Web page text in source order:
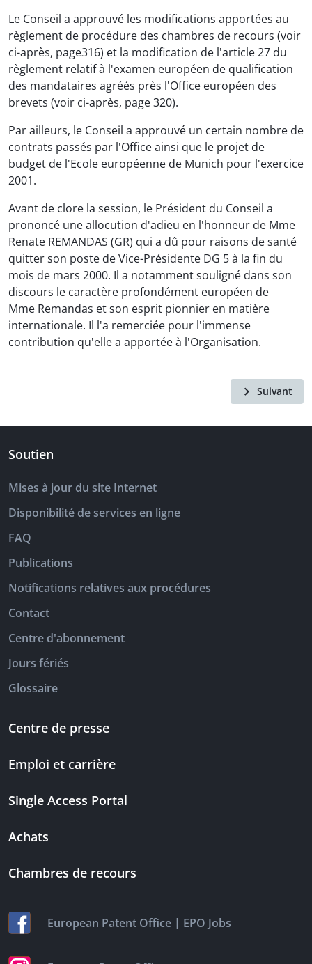
Le Conseil a approuvé les modifications apportées au
règlement de procédure des chambres de recours (voir
ci-après, page316) et la modification de l'article 27 du
règlement relatif à l'examen européen de qualification
des mandataires agréés près l'Office européen des
brevets (voir ci-après, page 320).
Par ailleurs, le Conseil a approuvé un certain nombre de
contrats passés par l'Office ainsi que le projet de
budget de l'Ecole européenne de Munich pour l'exercice
2001.
Avant de clore la session, le Président du Conseil a
prononcé une allocution d'adieu en l'honneur de Mme
Renate REMANDAS (GR) qui a dû pour raisons de santé
quitter son poste de Vice-Présidente DG 5 à la fin du
mois de mars 2000. Il a notamment souligné dans son
discours le caractère profondément européen de
Mme Remandas et son esprit pionnier en matière
internationale. Il l'a remerciée pour l'immense
contribution qu'elle a apportée à l'Organisation.
Suivant
Soutien
Mises à jour du site Internet
Disponibilité de services en ligne
FAQ
Publications
Notifications relatives aux procédures
Contact
Centre d'abonnement
Jours fériés
Glossaire
Centre de presse
Emploi et carrière
Single Access Portal
Achats
Chambres de recours
European Patent Office | EPO Jobs